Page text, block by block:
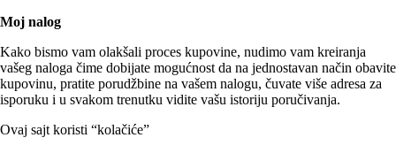
Moj nalog
Kako bismo vam olakšali proces kupovine, nudimo vam kreiranja
vašeg naloga čime dobijate mogućnost da na jednostavan način obavite
kupovinu, pratite porudžbine na vašem nalogu, čuvate više adresa za
isporuku i u svakom trenutku vidite vašu istoriju poručivanja.
Ovaj sajt koristi “kolačiće”